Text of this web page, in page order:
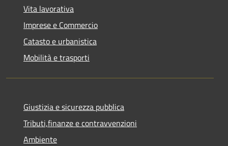
Vita lavorativa
Imprese e Commercio
Catasto e urbanistica
Mobilità e trasporti
Giustizia e sicurezza pubblica
Tributi,finanze e contravvenzioni
Ambiente